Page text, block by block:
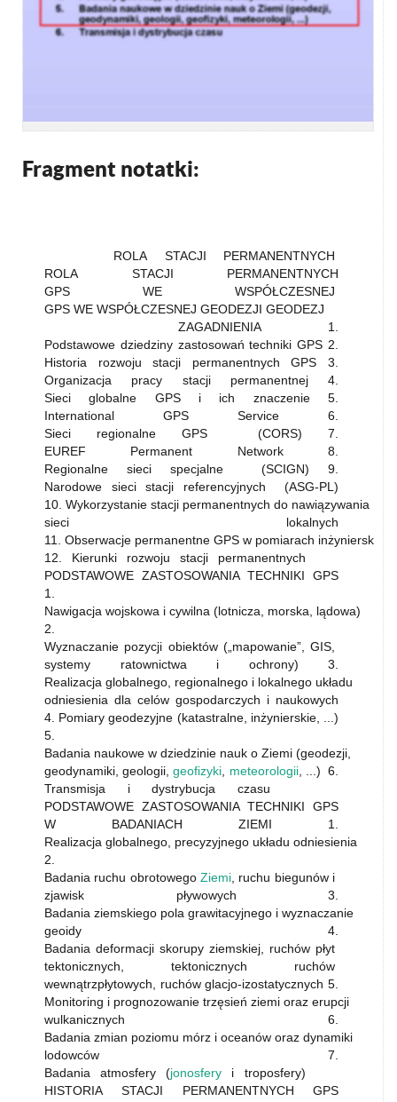
Fragment notatki:
ROLA STACJI PERMANENTNYCH
ROLA STACJI PERMANENTNYCH
GPS WE WSPÓŁCZESNEJ
GPS WE WSPÓŁCZESNEJ GEODEZJI GEODEZJ
ZAGADNIENIA 1.
Podstawowe dziedziny zastosowań techniki GPS 2.
Historia rozwoju stacji permanentnych GPS 3.
Organizacja pracy stacji permanentnej 4.
Sieci globalne GPS i ich znaczenie 5.
International GPS Service 6.
Sieci regionalne GPS (CORS) 7.
EUREF Permanent Network 8.
Regionalne sieci specjalne (SCIGN) 9.
Narodowe sieci stacji referencyjnych (ASG-PL)
10. Wykorzystanie stacji permanentnych do nawiązywania
sieci lokalnych
11. Obserwacje permanentne GPS w pomiarach inżynierskich
12. Kierunki rozwoju stacji permanentnych
PODSTAWOWE ZASTOSOWANIA TECHNIKI GPS
1.
Nawigacja wojskowa i cywilna (lotnicza, morska, lądowa)
2.
Wyznaczanie pozycji obiektów („mapowanie”, GIS,
systemy ratownictwa i ochrony) 3.
Realizacja globalnego, regionalnego i lokalnego układu
odniesienia dla celów gospodarczych i naukowych
4. Pomiary geodezyjne (katastralne, inżynierskie, ...)
5.
Badania naukowe w dziedzinie nauk o Ziemi (geodezji,
geodynamiki, geologii,geofizyki meteorologii, ...) 6.
Transmisja i dystrybucja czasu
PODSTAWOWE ZASTOSOWANIA TECHNIKI GPS
W BADANIACH ZIEMI 1.
Realizacja globalnego, precyzyjnego układu odniesienia
2.
Badania ruchu obrotowego Ziemi , ruchu biegunów i
zjawisk pływowych 3.
Badania ziemskiego pola grawitacyjnego i wyznaczanie
geoidy 4.
Badania deformacji skorupy ziemskiej, ruchów płyt
tektonicznych, tektonicznych ruchów
wewnątrzpłytowych, ruchów glacjo-izostatycznych 5.
Monitoring i prognozowanie trzęsień ziemi oraz erupcji
wulkanicznych 6.
Badania zmian poziomu mórz i oceanów oraz dynamiki
lodowców 7.
Badania atmosfery (jonosfery i troposfery)
HISTORIA STACJI PERMANENTNYCH GPS